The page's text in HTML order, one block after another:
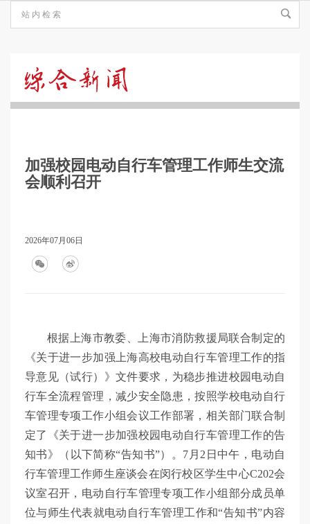
新
加强校园电动自行车管理工作师生交流
会顺利召开
2026年07月06日
根据上海市教委、上海市消防救援局联合制定的
《关于进一步加强上海高校电动自行车管理工作的指
导意见（试行）》文件要求，为稳步推进校园电动自
行车全流程管理，减少安全隐患，按照学校电动自行
车管理专项工作小组会议工作部署，相关部门联合制
定了《关于进一步加强校园电动自行车管理工作的告
知书》（以下简称“告知书”）。7月2日中午，电动自
行车管理工作师生座谈会在闵行校区学生中心C202会
议室召开，电动自行车管理专项工作小组部分成员单
位与师生代表就电动自行车管理工作和“告知书”内容